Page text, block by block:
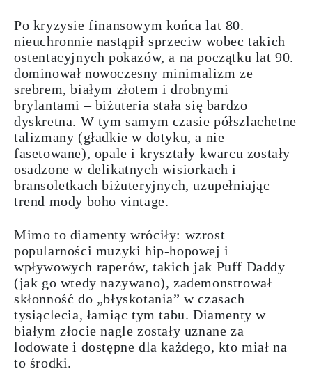
Po kryzysie finansowym końca lat 80.
nieuchronnie nastąpił sprzeciw wobec takich
ostentacyjnych pokazów, a na początku lat 90.
dominował nowoczesny minimalizm ze
srebrem, białym złotem i drobnymi
brylantami – biżuteria stała się bardzo
dyskretna. W tym samym czasie półszlachetne
talizmany (gładkie w dotyku, a nie
fasetowane), opale i kryształy kwarcu zostały
osadzone w delikatnych wisiorkach i
bransoletkach biżuteryjnych, uzupełniając
trend mody boho vintage.
Mimo to diamenty wróciły: wzrost
popularności muzyki hip-hopowej i
wpływowych raperów, takich jak Puff Daddy
(jak go wtedy nazywano), zademonstrował
skłonność do „błyskotania” w czasach
tysiąclecia, łamiąc tym tabu. Diamenty w
białym złocie nagle zostały uznane za
lodowate i dostępne dla każdego, kto miał na
to środki.